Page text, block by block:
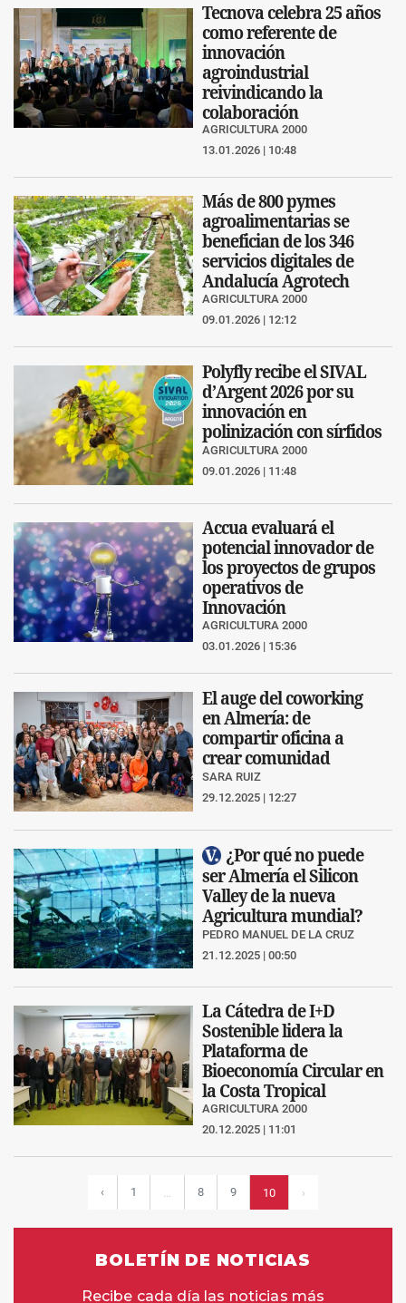
Tecnova celebra 25 años
como referente de
innovación
agroindustrial
reivindicando la
colaboración
AGRICULTURA 2000
13.01.2026 | 10:48
Más de 800 pymes
agroalimentarias se
benefician de los 346
servicios digitales de
Andalucía Agrotech
AGRICULTURA 2000
09.01.2026 | 12:12
Polyfly recibe el SIVAL
d’Argent 2026 por su
innovación en
polinización con sírfidos
AGRICULTURA 2000
09.01.2026 | 11:48
Accua evaluará el
potencial innovador de
los proyectos de grupos
operativos de
Innovación
AGRICULTURA 2000
03.01.2026 | 15:36
El auge del coworking
en Almería: de
compartir oficina a
crear comunidad
SARA RUIZ
29.12.2025 | 12:27
¿Por qué no puede
ser Almería el Silicon
Valley de la nueva
Agricultura mundial?
PEDRO MANUEL DE LA CRUZ
21.12.2025 | 00:50
La Cátedra de I+D
Sostenible lidera la
Plataforma de
Bioeconomía Circular en
la Costa Tropical
AGRICULTURA 2000
20.12.2025 | 11:01
‹ 1 8 9 10 ›